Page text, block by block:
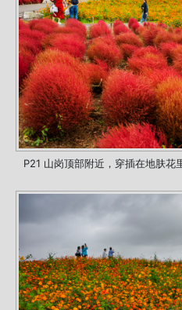
P21 山岗顶部附近，穿插在地肤花